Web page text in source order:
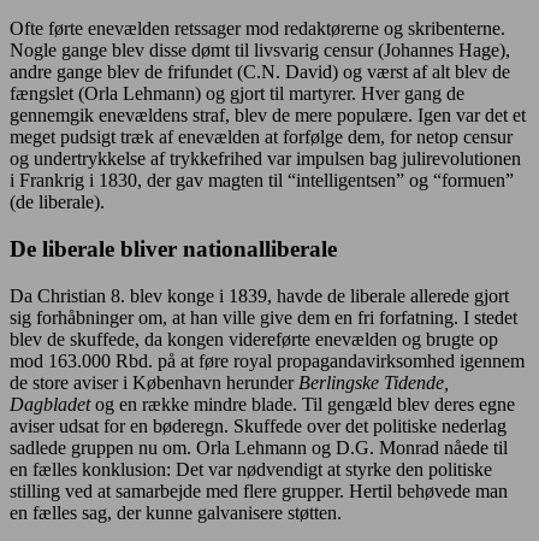
Ofte førte enevælden retssager mod redaktørerne og skribenterne.
Nogle gange blev disse dømt til livsvarig censur (Johannes Hage),
andre gange blev de frifundet (C.N. David) og værst af alt blev de
fængslet (Orla Lehmann) og gjort til martyrer. Hver gang de
gennemgik enevældens straf, blev de mere populære. Igen var det et
meget pudsigt træk af enevælden at forfølge dem, for netop censur
og undertrykkelse af trykkefrihed var impulsen bag julirevolutionen
i Frankrig i 1830, der gav magten til “intelligentsen” og “formuen”
(de liberale).
De liberale bliver nationalliberale
Da Christian 8. blev konge i 1839, havde de liberale allerede gjort
sig forhåbninger om, at han ville give dem en fri forfatning. I stedet
blev de skuffede, da kongen videreførte enevælden og brugte op
mod 163.000 Rbd. på at føre royal propagandavirksomhed igennem
de store aviser i København herunder Berlingske Tidende,
Dagbladetog en række mindre blade. Til gengæld blev deres egne
aviser udsat for en bøderegn. Skuffede over det politiske nederlag
sadlede gruppen nu om. Orla Lehmann og D.G. Monrad nåede til
en fælles konklusion: Det var nødvendigt at styrke den politiske
stilling ved at samarbejde med flere grupper. Hertil behøvede man
en fælles sag, der kunne galvanisere støtten.